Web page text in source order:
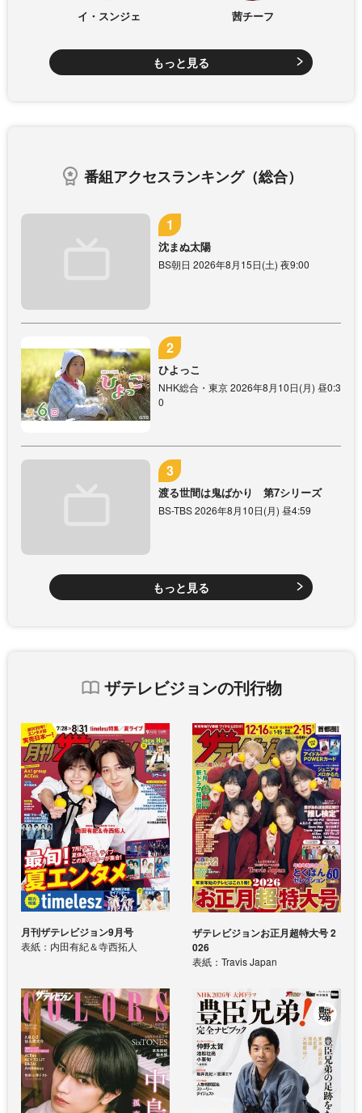
イ・スンジェ 茜チーフ
もっと見る
番組アクセスランキング（総合）
沈まぬ太陽
BS朝日 2026年8月15日(土) 夜9:00
ひよっこ
NHK総合・東京 2026年8月10日(月) 昼0:3
0
渡る世間は鬼ばかり 第7シリーズ
BS-TBS 2026年8月10日(月) 昼4:59
もっと見る
ザテレビジョンの刊行物
月刊ザテレビジョン9月号
表紙：内田有紀＆寺西拓人
ザテレビジョンお正月超特大号 2
026
表紙：Travis Japan